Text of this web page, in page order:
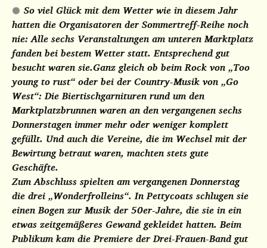
So viel Glück mit dem Wetter wie in diesem Jahr
hatten die Organisatoren der Sommertreff-Reihe noch
nie: Alle sechs Veranstaltungen am unteren Marktplatz
fanden bei bestem Wetter statt. Entsprechend gut
besucht waren sie.Ganz gleich ob beim Rock von „Too
young to rust“ oder bei der Country-Musik von „Go
West“: Die Biertischgarnituren rund um den
Marktplatzbrunnen waren an den vergangenen sechs
Donnerstagen immer mehr oder weniger komplett
gefüllt. Und auch die Vereine, die im Wechsel mit der
Bewirtung betraut waren, machten stets gute
Geschäfte.
Zum Abschluss spielten am vergangenen Donnerstag
die drei „Wonderfrolleins“. In Pettycoats schlugen sie
einen Bogen zur Musik der 50er-Jahre, die sie in ein
etwas zeitgemäßeres Gewand gekleidet hatten. Beim
Publikum kam die Premiere der Drei-Frauen-Band gut